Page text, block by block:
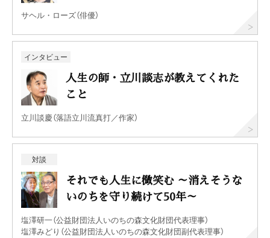
サヘル・ローズ（俳優）
インタビュー
人生の師・立川談志が教えてくれた
こと
立川談慶（落語立川流真打／作家）
対談
それでも人生に微笑む ～消えそうな
いのちを守り続けて50年～
塩澤研一（公益財団法人いのちの森文化財団代表理事）
塩澤みどり（公益財団法人いのちの森文化財団副代表理事）